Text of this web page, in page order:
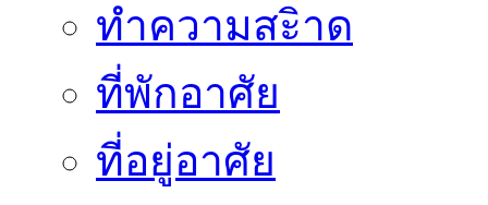
ทำความสะิาด
ที่พักอาศัย
ที่อยู่อาศัย